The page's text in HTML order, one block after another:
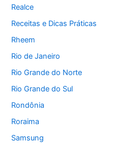
Realce
Receitas e Dicas Práticas
Rheem
Rio de Janeiro
Rio Grande do Norte
Rio Grande do Sul
Rondônia
Roraima
Samsung